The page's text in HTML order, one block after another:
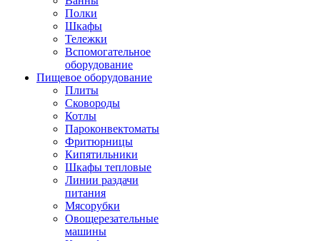
Полки
Шкафы
Тележки
Вспомогательное
оборудование
Пищевое оборудование
Плиты
Сковороды
Котлы
Пароконвектоматы
Фритюрницы
Кипятильники
Шкафы тепловые
Линии раздачи
питания
Мясорубки
Овощерезательные
машины